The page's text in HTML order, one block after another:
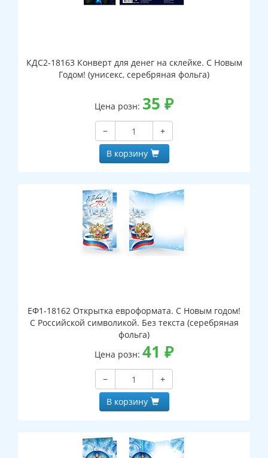
КДС2-18163 Конверт для денег на склейке. С Новым
Годом! (унисекс, серебряная фольга)
Цена розн: 35 ₽
−
+
В корзину
ЕФ1-18162 Открытка евроформата. С Новым годом!
С Российской символикой. Без текста (серебряная
фольга)
Цена розн: 41 ₽
−
+
В корзину